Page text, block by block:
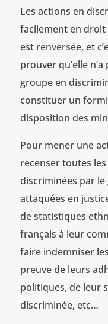
Les actions en
facilement en droit
est renversée, et
prouver qu’elle
groupe en
constituer un
disposition des
Pour mener une
recenser toutes
discriminées par le
attaquées en
de statistiques
français à leur
faire indemniser
preuve de leurs
politiques, de leur
discriminée, etc…